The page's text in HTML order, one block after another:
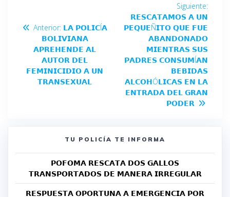
Anterior: 𝗟𝗔 𝗣𝗢𝗟𝗜𝗖Í𝗔
𝗕𝗢𝗟𝗜𝗩𝗜𝗔𝗡𝗔
𝗔𝗣𝗥𝗘𝗛𝗘𝗡𝗗𝗘 𝗔𝗟
𝗔𝗨𝗧𝗢𝗥 𝗗𝗘𝗟
𝗙𝗘𝗠𝗜𝗡𝗜𝗖𝗜𝗗𝗜𝗢 𝗔 𝗨𝗡
𝗧𝗥𝗔𝗡𝗦𝗘𝗫𝗨𝗔𝗟
Siguiente:
𝗥𝗘𝗦𝗖𝗔𝗧𝗔𝗠𝗢𝗦 𝗔 𝗨𝗡
𝗣𝗘𝗤𝗨𝗘Ñ𝗜𝗧𝗢 𝗤𝗨𝗘 𝗙𝗨𝗘
𝗔𝗕𝗔𝗡𝗗𝗢𝗡𝗔𝗗𝗢
𝗠𝗜𝗘𝗡𝗧𝗥𝗔𝗦 𝗦𝗨𝗦
𝗣𝗔𝗗𝗥𝗘𝗦 𝗖𝗢𝗡𝗦𝗨𝗠Í𝗔𝗡
𝗕𝗘𝗕𝗜𝗗𝗔𝗦
𝗔𝗟𝗖𝗢𝗛Ó𝗟𝗜𝗖𝗔𝗦 𝗘𝗡 𝗟𝗔
𝗘𝗡𝗧𝗥𝗔𝗗𝗔 𝗗𝗘𝗟 𝗚𝗥𝗔𝗡
𝗣𝗢𝗗𝗘𝗥
TU POLICÍA TE INFORMA
𝗣𝗢𝗙𝗢𝗠𝗔 𝗥𝗘𝗦𝗖𝗔𝗧𝗔 𝗗𝗢𝗦 𝗚𝗔𝗟𝗟𝗢𝗦
𝗧𝗥𝗔𝗡𝗦𝗣𝗢𝗥𝗧𝗔𝗗𝗢𝗦 𝗗𝗘 𝗠𝗔𝗡𝗘𝗥𝗔 𝗜𝗥𝗥𝗘𝗚𝗨𝗟𝗔𝗥
𝗥𝗘𝗦𝗣𝗨𝗘𝗦𝗧𝗔 𝗢𝗣𝗢𝗥𝗧𝗨𝗡𝗔 𝗔 𝗘𝗠𝗘𝗥𝗚𝗘𝗡𝗖𝗜𝗔 𝗣𝗢𝗥